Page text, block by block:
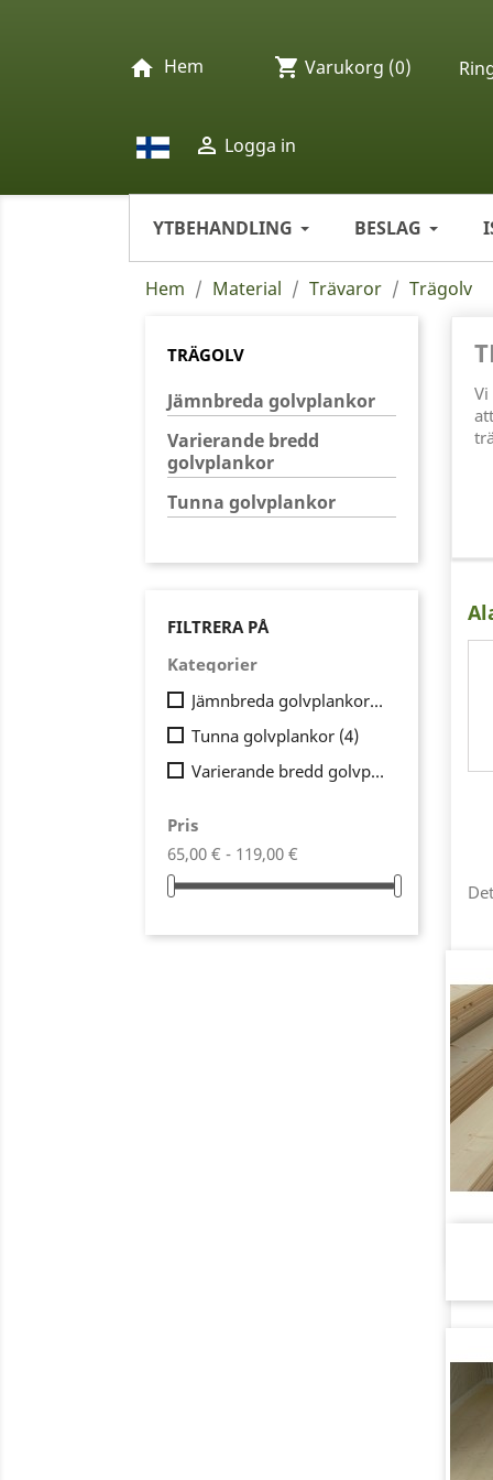
home Hem
 Logga in
shopping_cart Varukorg (0)
YTBEHANDLING BESLAG
Hem Material Trävaror Trägolv
TRÄGOLV
Jämnbreda golvplankor
Varierande bredd
golvplankor
Tunna golvplankor
FILTRERA PÅ
Kategorier
Jämnbreda golvplankor
(2)
Tunna golvplankor (4)
Varierande bredd golvplankor
Pris
65,00 € - 119,00 €